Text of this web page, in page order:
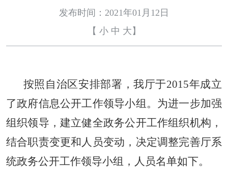
发布时间：2021年01月12日
【 小 中 大 】
按照自治区安排部署，我厅于2015年成立
了政府信息公开工作领导小组。为进一步加强
组织领导，建立健全政务公开工作组织机构，
结合职责变更和人员变动，决定调整完善厅系
统政务公开工作领导小组，人员名单如下。